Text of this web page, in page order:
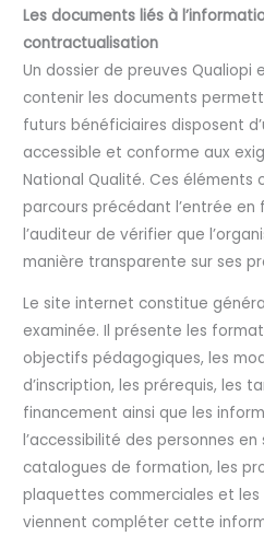
Les documents liés à
contractualisation
Un dossier de preuves
contenir les documents
futurs bénéficiaires disposent
accessible et conforme aux
National Qualité. Ces éléments
parcours précédant l’entrée
l’auditeur de vérifier que
manière transparente sur ses
Le site internet constitue
examinée. Il présente les
objectifs pédagogiques, les
d’inscription, les prérequis, les
financement ainsi que les
l’accessibilité des personnes
catalogues de formation, les
plaquettes commerciales et
viennent compléter cette